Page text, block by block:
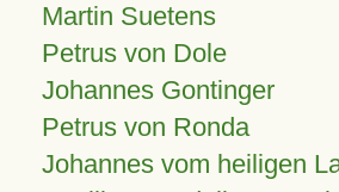
Martin Suetens
Petrus von Dole
Johannes Gontinger
Petrus von Ronda
Johannes vom heiligen